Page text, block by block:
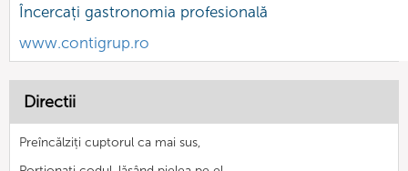
Încercați gastronomia profesională
www.contigrup.ro
Directii
Preîncălziți cuptorul ca mai sus,